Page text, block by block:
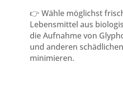
👉 Wähle möglichst
Lebensmittel aus
die Aufnahme von
und anderen
minimieren.